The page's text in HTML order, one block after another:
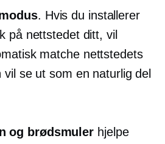
. Hvis du installerer
på nettstedet ditt, vil
matche nettstedets
se ut som en naturlig del
og brødsmuler hjelpe